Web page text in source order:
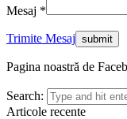
Mesaj *
Trimite Mesaj
Pagina noastră de
Search:
Articole recente